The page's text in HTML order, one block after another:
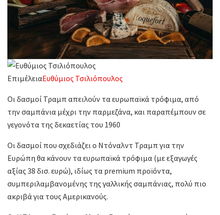
ΕπιμέλειαΕυθύμιος Τσιλιόπουλος
Οι δασμοί Τραμπ απειλούν τα ευρωπαϊκά τρόφιμα, από
την σαμπάνια μέχρι την παρμεζάνα, και παραπέμπουν σε
γεγονότα της δεκαετίας του 1960
Οι δασμοί που σχεδιάζει ο Ντόναλντ Τραμπ για την
Ευρώπη θα κάνουν τα ευρωπαϊκά τρόφιμα (με εξαγωγές
αξίας 38 δισ. ευρώ), ιδίως τα premium προϊόντα,
συμπεριλαμβανομένης της γαλλικής σαμπάνιας, πολύ πιο
ακριβά για τους Αμερικανούς.